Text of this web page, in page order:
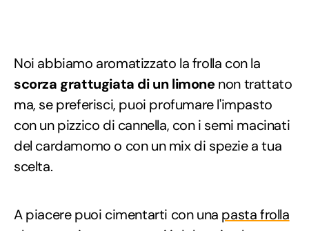
Noi abbiamo aromatizzato la frolla con la
scorza grattugiata di un limonenon trattato
ma, se preferisci, puoi profumare l'impasto
con un pizzico di cannella, con i semi macinati
del cardamomo o con un mix di spezie a tua
scelta.
A piacere puoi cimentarti con una pasta frolla